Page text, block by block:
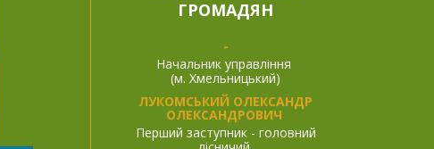
ГРОМАДЯН
-
Начальник управління
(м. Хмельницький)
ЛУКОМСЬКИЙ ОЛЕКСАНДР
ОЛЕКСАНДРОВИЧ
Перший заступник - головний